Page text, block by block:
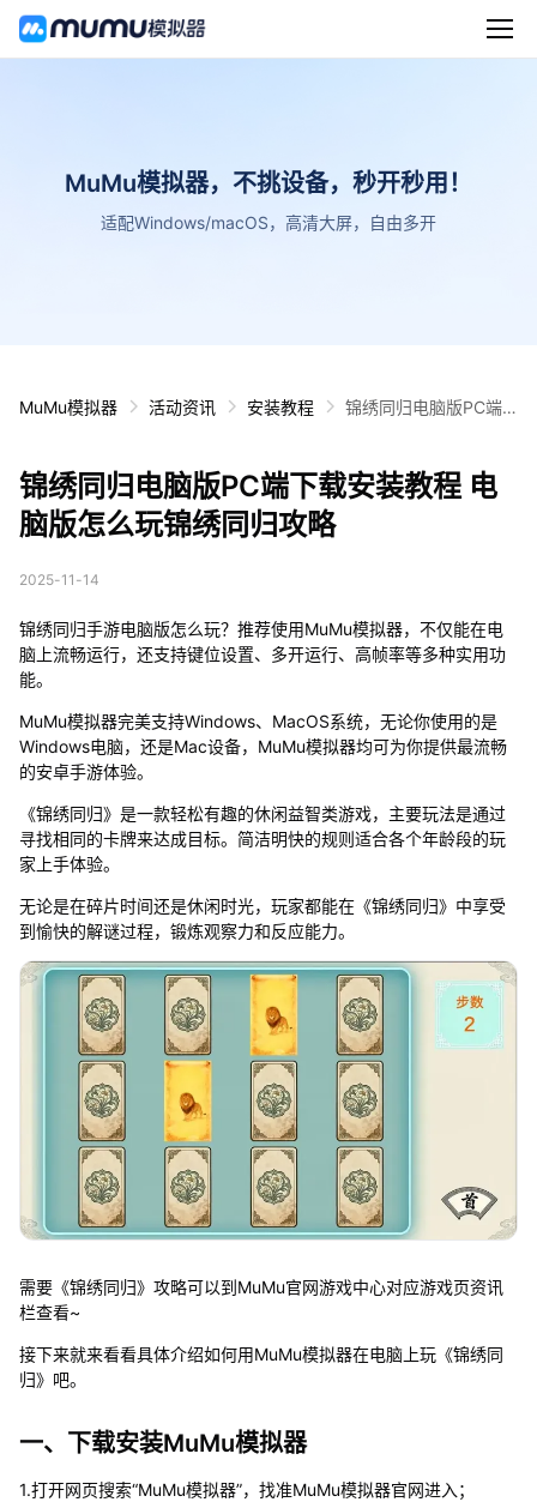
MuMu模拟器，不挑设备，秒开秒用！
适配Windows/macOS，高清大屏，自由多开
MuMu模拟器 活动资讯 安装教程
锦绣同归电脑版PC端
锦绣同归电脑版PC端下载安装教程 电
脑版怎么玩锦绣同归攻略
2025-11-14
锦绣同归手游电脑版怎么玩？推荐使用MuMu模拟器，不仅能在电
脑上流畅运行，还支持键位设置、多开运行、高帧率等多种实用功
能。
MuMu模拟器完美支持Windows、MacOS系统，无论你使用的是
Windows电脑，还是Mac设备，MuMu模拟器均可为你提供最流畅
的安卓手游体验。
《锦绣同归》是一款轻松有趣的休闲益智类游戏，主要玩法是通过
寻找相同的卡牌来达成目标。简洁明快的规则适合各个年龄段的玩
家上手体验。
无论是在碎片时间还是休闲时光，玩家都能在《锦绣同归》中享受
到愉快的解谜过程，锻炼观察力和反应能力。
需要《锦绣同归》攻略可以到MuMu官网游戏中心对应游戏页资讯
栏查看~
接下来就来看看具体介绍如何用MuMu模拟器在电脑上玩《锦绣同
归》吧。
一、下载安装MuMu模拟器
1.打开网页搜索“MuMu模拟器”，找准MuMu模拟器官网进入；